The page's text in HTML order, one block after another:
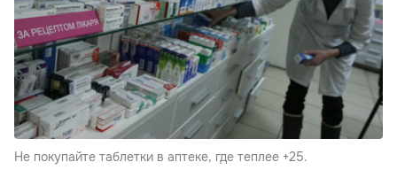
Не покупайте таблетки в аптеке, где теплее +25.